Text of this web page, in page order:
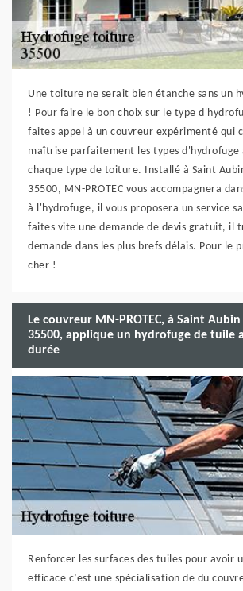
Une toiture ne serait bien étanche sans un
! Pour faire le bon choix sur le type
faites appel à un couvreur expérimenté qui
maîtrise parfaitement les types d'hydrofuge
chaque type de toiture. Installé à Saint
35500, MN-PROTEC vous accompagnera
à l'hydrofuge, il vous proposera un service
faites vite une demande de devis gratuit, il
demande dans les plus brefs délais. Pour le
cher !
Le couvreur MN-PROTEC, à Saint Aubin
35500, applique un hydrofuge de tuile
durée
Renforcer les surfaces des tuiles pour avoir
efficace c’est une spécialisation de du